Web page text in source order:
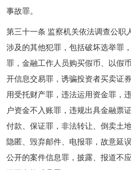
事故罪。
第三十一条 监察机关依法调查公职
涉及的其他犯罪，包括破坏选举罪
罪，金融工作人员购买假币、以假
开信息交易罪，诱骗投资者买卖证
用受托财产罪，违法运用资金罪，
户资金不入账罪，违规出具金融票
付款、保证罪，非法转让、倒卖土
隐匿、毁弃邮件、电报罪，故意延
公开的案件信息罪，披露、报道不